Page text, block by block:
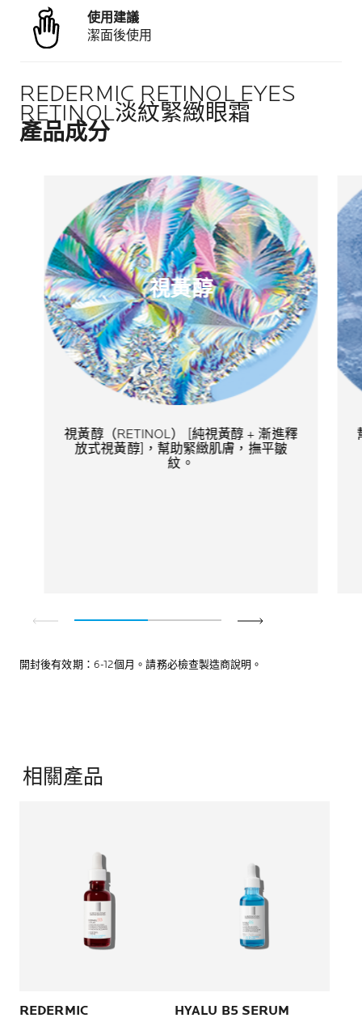
使用建議
潔面後使用
REDERMIC RETINOL EYES
RETINOL淡紋緊緻眼霜
產品成分
視黃醇
視黃醇（RETINOL） [純視黃醇 + 漸進釋
放式視黃醇]，幫助緊緻肌膚，撫平皺
紋。​
開封後有效期：6-12個月。請務必檢查製造商說明。
相關產品
REDERMIC
HYALU B5 SERUM